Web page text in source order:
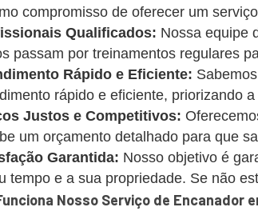
compromisso de oferecer um
Qualificados: Nossa equipe
passam por treinamentos regulares
Rápido e Eficiente:
rápido e eficiente, priorizando
Justos e Competitivos:
um orçamento detalhado para que
Garantida: Nosso objetivo é
tempo e a sua propriedade. Se não
Nosso Serviço de Encanador